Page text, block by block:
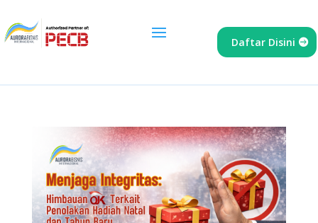
Daftar Disini